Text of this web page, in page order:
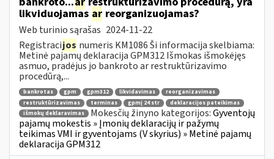
likviduojamas ar reorganizuojamas?
Web turinio sąrašas 2024-11-22
Registracijos numeris KM1086 Ši informacija skelbiama:
Metinė pajamų deklaracija GPM312 Išmokas išmokėjęs
asmuo, pradėjus jo bankroto ar restruktūrizavimo
procedūrą,...
bankrotas gpm gpm312 likvidavimas
reorganizavimas
restruktūrizavimas
terminas gpmį 24 str
deklaracijos pateikimas
išmokų deklaravimas
Mokesčių žinyno kategorijos:Gyventojų
pajamų mokestis » Įmonių deklaracijų ir pažymų
teikimas VMI ir gyventojams (V skyrius) » Metinė pajamų
deklaracija GPM312